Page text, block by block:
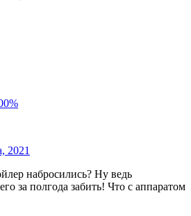
2021
набросились? Ну ведь
за полгода забить! Что с аппаратом